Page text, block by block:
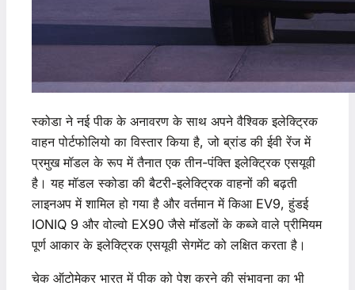
स्कोडा ने नई पीक के अनावरण के साथ अपने वैश्विक इलेक्ट्रिक
वाहन पोर्टफोलियो का विस्तार किया है, जो ब्रांड की ईवी रेंज में
प्रमुख मॉडल के रूप में तैनात एक तीन-पंक्ति इलेक्ट्रिक एसयूवी
है। यह मॉडल स्कोडा की बैटरी-इलेक्ट्रिक वाहनों की बढ़ती
लाइनअप में शामिल हो गया है और वर्तमान में किआ EV9, हुंडई
IONIQ 9 और वोल्वो EX90 जैसे मॉडलों के कब्जे वाले प्रीमियम
पूर्ण आकार के इलेक्ट्रिक एसयूवी सेगमेंट को लक्षित करता है।
चेक ऑटोमेकर भारत में पीक को पेश करने की संभावना का भी